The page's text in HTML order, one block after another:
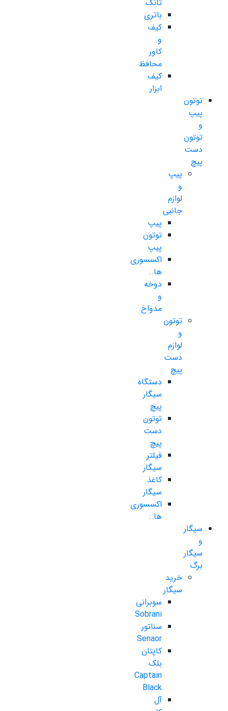
تانک
باتری
کیف
و
کاور
محافظ
کیف
ابزار
توتون
پیپ
و
توتون
دست
پیچ
پیپ
و
لوازم
جانبی
پیپ
توتون
پیپ
اکسسوری
ها..
دوخه
و
مدواخ
توتون
و
لوازم
دست
پیچ
دستگاه
سیگار
پیچ
توتون
دست
پیچ
فیلتر
سیگار
کاغذ
سیگار
اکسسوری
ها..
سیگار
و
سیگار
برگ
خرید
سیگار
سوبرانی
Sobrani
سناتور
Senaor
کاپتان
بلک
Captain
Black
آل